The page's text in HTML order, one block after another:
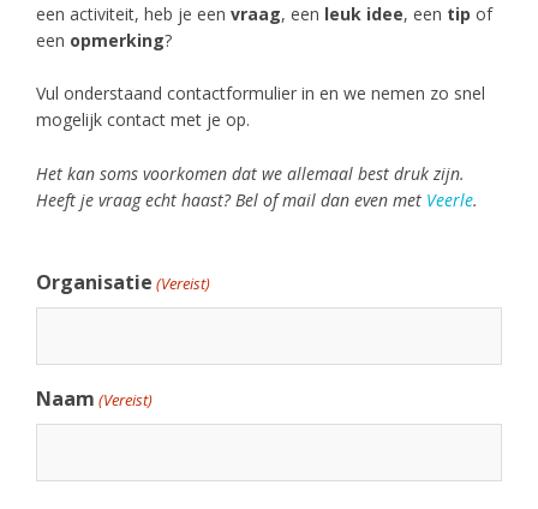
een activiteit, heb je een vraag, een leuk idee, een tip of
een opmerking?
Vul onderstaand contactformulier in en we nemen zo snel
mogelijk contact met je op.
Het kan soms voorkomen dat we allemaal best druk zijn.
Heeft je vraag echt haast? Bel of mail dan even met Veerle.
Organisatie (Vereist)
Naam (Vereist)